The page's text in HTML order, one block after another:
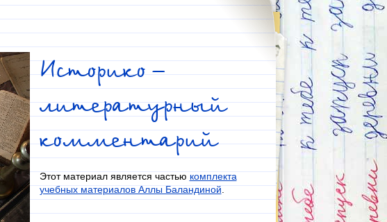
Историко-
литературный
комментарий
Этот материал является частью комплекта
учебных материалов Аллы Баландиной.